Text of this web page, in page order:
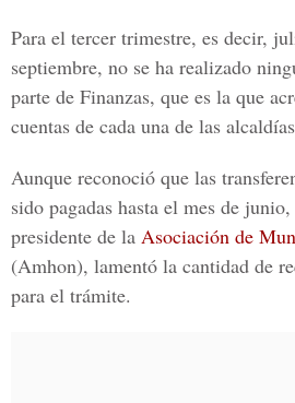
Para el tercer trimestre, es decir,
septiembre, no se ha realizado
parte de Finanzas, que es la que
cuentas de cada una de las
Aunque reconoció que las
sido pagadas hasta el mes de
presidente de la Asociación de
(Amhon), lamentó la cantidad de
para el trámite.